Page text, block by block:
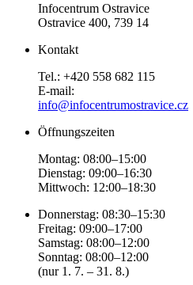
Infocentrum Ostravice
Ostravice 400, 739 14
Kontakt
Tel.: +420 558 682 115
E-mail:
info@infocentrumostravice.cz
Öffnungszeiten
Montag: 08:00–15:00
Dienstag: 09:00–16:30
Mittwoch: 12:00–18:30
Donnerstag: 08:30–15:30
Freitag: 09:00–17:00
Samstag: 08:00–12:00
Sonntag: 08:00–12:00
(nur 1. 7. – 31. 8.)